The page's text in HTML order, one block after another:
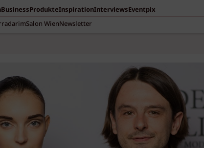
BusinessProdukteInspirationInterviewsEventpix
imSalon WienNewsletter